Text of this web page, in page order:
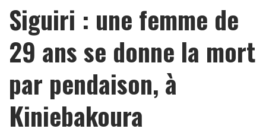
Siguiri : une femme de
29 ans se donne la mort
par pendaison, à
Kiniebakoura